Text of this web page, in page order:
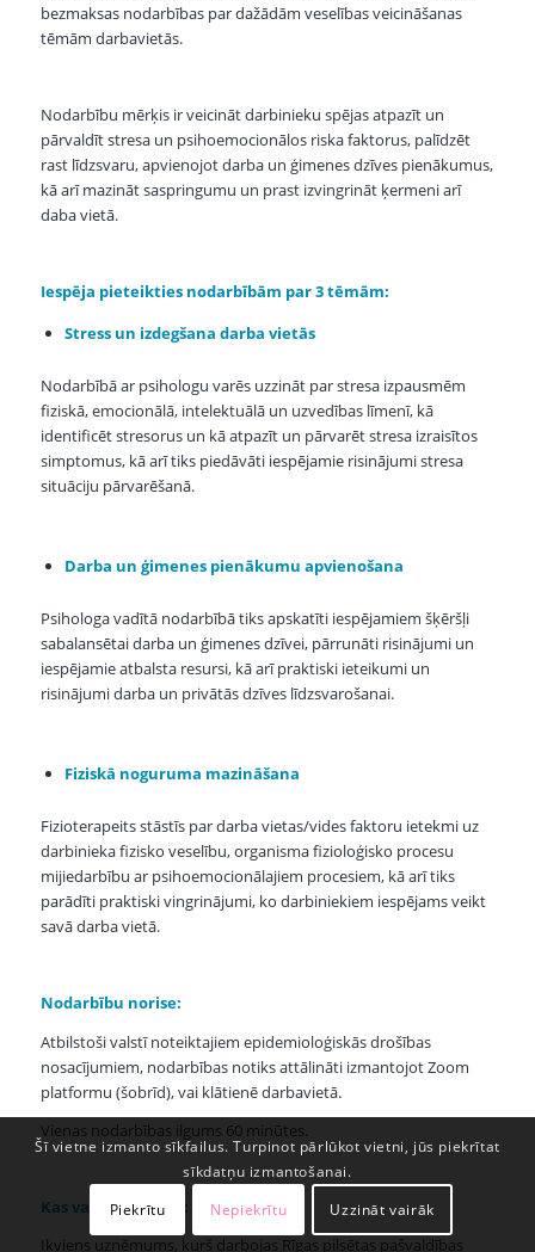
bezmaksas nodarbības par dažādām veselības veicināšanas
tēmām darbavietās.
Nodarbību mērķis ir veicināt darbinieku spējas atpazīt un
pārvaldīt stresa un psihoemocionālos riska faktorus, palīdzēt
rast līdzsvaru, apvienojot darba un ģimenes dzīves pienākumus,
kā arī mazināt saspringumu un prast izvingrināt ķermeni arī
daba vietā.
Iespēja pieteikties nodarbībām par 3 tēmām:
Stress un izdegšana darba vietās
Nodarbībā ar psihologu varēs uzzināt par stresa izpausmēm
fiziskā, emocionālā, intelektuālā un uzvedības līmenī, kā
identificēt stresorus un kā atpazīt un pārvarēt stresa izraisītos
simptomus, kā arī tiks piedāvāti iespējamie risinājumi stresa
situāciju pārvarēšanā.
Darba un ģimenes pienākumu apvienošana
Psihologa vadītā nodarbībā tiks apskatīti iespējamiem šķēršļi
sabalansētai darba un ģimenes dzīvei, pārrunāti risinājumi un
iespējamie atbalsta resursi, kā arī praktiski ieteikumi un
risinājumi darba un privātās dzīves līdzsvarošanai.
Fiziskā noguruma mazināšana
Fizioterapeits stāstīs par darba vietas/vides faktoru ietekmi uz
darbinieka fizisko veselību, organisma fizioloģisko procesu
mijiedarbību ar psihoemocionālajiem procesiem, kā arī tiks
parādīti praktiski vingrinājumi, ko darbiniekiem iespējams veikt
savā darba vietā.
Nodarbību norise:
Atbilstoši valstī noteiktajiem epidemioloģiskās drošības
nosacījumiem, nodarbības notiks attālināti izmantojot Zoom
platformu (šobrīd), vai klātienē darbavietā.
Vienas nodarbības ilgums 60 minūtes.
Kas var pieteikties:
Ikviens uzņēmums, kurš darbojas Rīgas pilsētas pašvaldības
Šī vietne izmanto sīkfailus. Turpinot pārlūkot vietni, jūs piekrītat
sīkdatņu izmantošanai.
Piekrītu
Nepiekrītu Uzzināt vairāk